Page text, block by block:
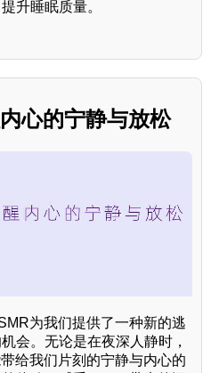
升睡眠质量。
心的宁静与放松
为我们提供了一种新的逃
会。无论是在夜深人静时，
给我们片刻的宁静与内心的